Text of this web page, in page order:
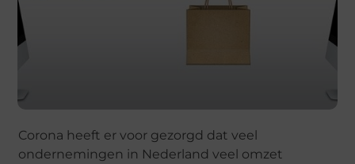
Corona heeft er voor gezorgd dat veel
ondernemingen in Nederland veel omzet